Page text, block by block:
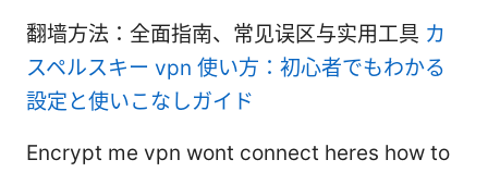
翻墙方法：全面指南、常见误区与实用工具 カ
スペルスキー vpn 使い方：初心者でもわかる
設定と使いこなしガイド
Encrypt me vpn wont connect heres how to